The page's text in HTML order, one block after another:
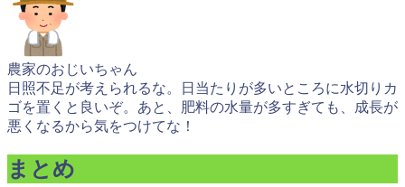
農家のおじいちゃん
日照不足が考えられるな。日当たりが多いところに水切りカ
ゴを置くと良いぞ。あと、肥料の水量が多すぎても、成長が
悪くなるから気をつけてな！
まとめ